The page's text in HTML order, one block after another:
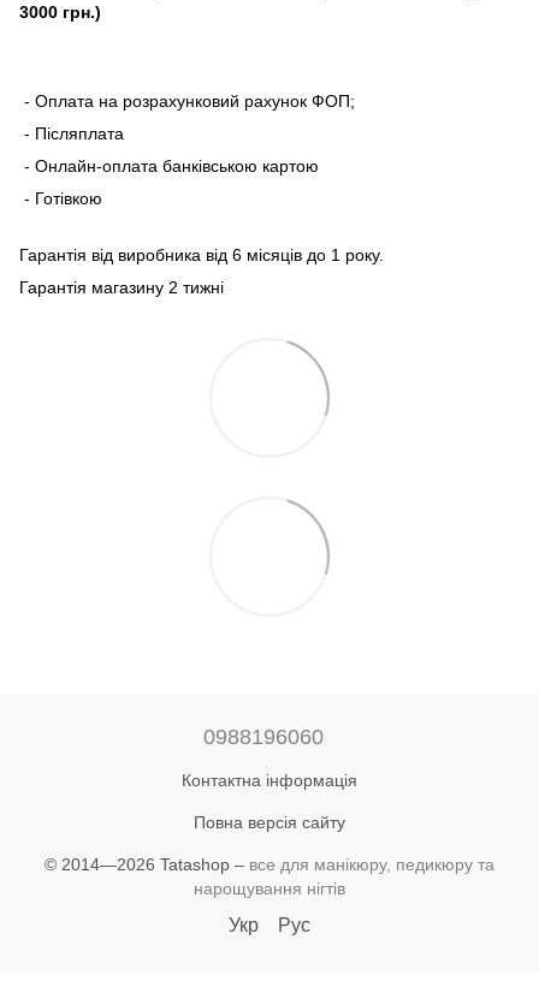
3000 грн.)
- Оплата на розрахунковий рахунок ФОП;
- Післяплата
- Онлайн-оплата банківською картою
- Готівкою
Гарантія від виробника від 6 місяців до 1 року.
Гарантія магазину 2 тижні
0988196060
Контактна інформація
Повна версія сайту
© 2014—2026 Tatashop – все для манікюру, педикюру та
нарощування нігтів
Укр Рус